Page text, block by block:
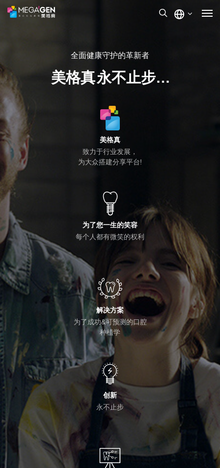
按Enter键进行搜索或按ESC键关闭
全面健康守护的革新者
美格真永不止步…
美格真
致力于行业发展，
为大众搭建分享平台!
为了您一生的笑容
每个人都有微笑的权利
解决方案
为了成功&可预测的口腔
种植学
创新
永不止步